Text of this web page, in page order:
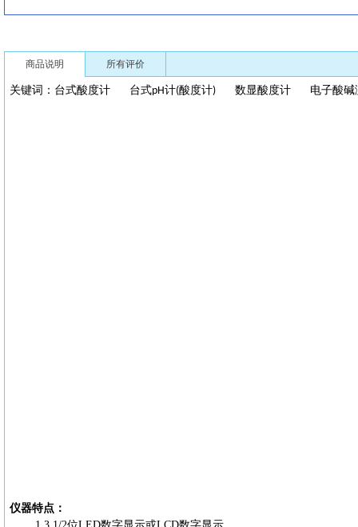
商品说明 所有评价
关键词： 台式酸度计 台式pH计(酸度计) 数显酸度计 电子酸碱
仪器特点：